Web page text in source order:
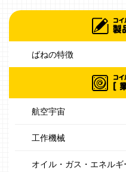
ばねの特徴
航空宇宙
工作機械
オイル・ガス・エネルギ